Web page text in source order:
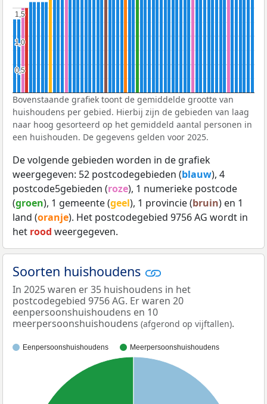
0,5
0,5
1,0
1,0
1,5
1,5
Bovenstaande grafiek toont de gemiddelde grootte van
huishoudens per gebied. Hierbij zijn de gebieden van laag
naar hoog gesorteerd op het gemiddeld aantal personen in
een huishouden. De gegevens gelden voor 2025.
De volgende gebieden worden in de grafiek
weergegeven: 52 postcodegebieden (blauw), 4
postcode5gebieden (roze), 1 numerieke postcode
(groen), 1 gemeente (geel), 1 provincie (bruin) en 1
land (oranje). Het postcodegebied 9756 AG wordt in
het rood weergegeven.
Soorten huishoudens
In 2025 waren er 35 huishoudens in het
postcodegebied 9756 AG. Er waren 20
eenpersoonshuishoudens en 10
meerpersoonshuishoudens (afgerond op vijftallen).
Eenpersoonshuishoudens Meerpersoonshuishoudens